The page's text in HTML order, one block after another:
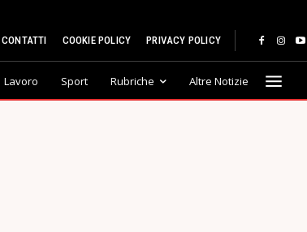
CONTATTI COOKIE POLICY PRIVACY POLICY
Lavoro Sport Rubriche Altre Notizie